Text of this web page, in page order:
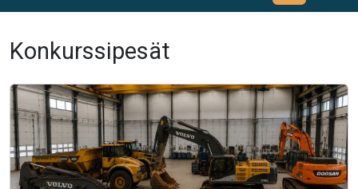
Konkurssipesät